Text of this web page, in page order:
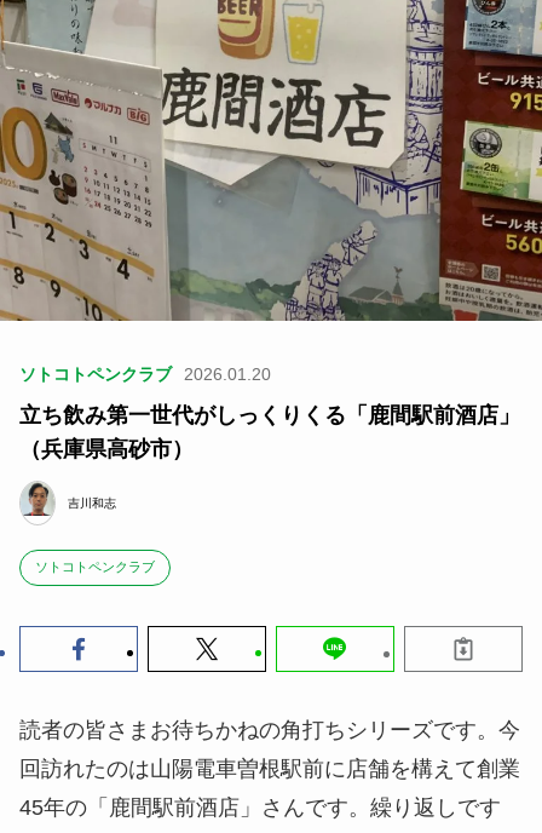
ソトコトペンクラブ 2026.01.20
立ち飲み第一世代がしっくりくる「鹿間駅前酒店」
（兵庫県高砂市）
吉川和志
ソトコトペンクラブ
読者の皆さまお待ちかねの角打ちシリーズです。今
回訪れたのは山陽電車曽根駅前に店舗を構えて創業
45年の「鹿間駅前酒店」さんです。繰り返しです